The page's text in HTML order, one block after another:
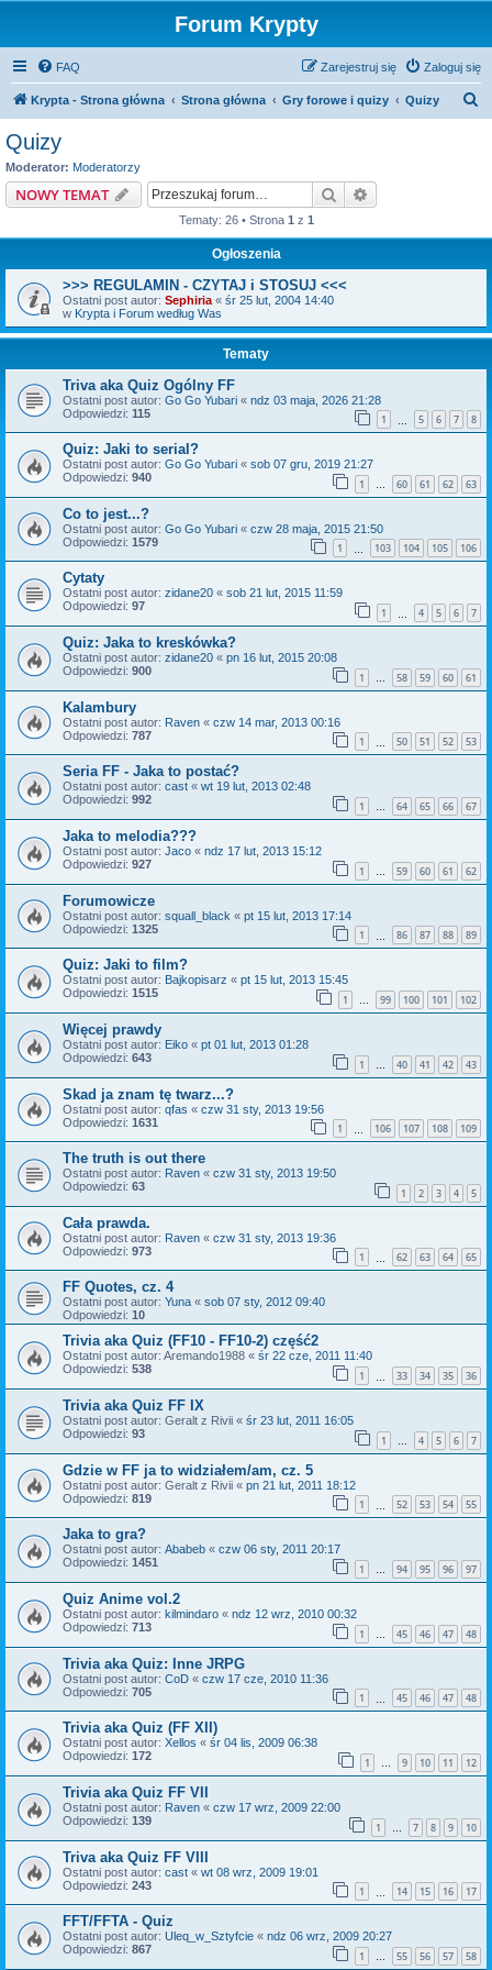
Forum Krypty
FAQ Zaloguj się
Zarejestruj się
Krypta - Strona główna Strona główna Gry forowe i quizy Quizy
Quizy
Moderator: Moderatorzy
NOWY TEMAT Szukaj
Tematy: 26 • Strona 1 z 1
Ogłoszenia
>>> REGULAMIN - CZYTAJ i STOSUJ <<<
Ostatni post autor: Sephiria « śr 25 lut, 2004 14:40
w Krypta i Forum według Was
Tematy
Triva aka Quiz Ogólny FF
Ostatni post autor: Go Go Yubari « ndz 03 maja, 2026 21:28
Odpowiedzi: 115 1 5 6 7 8
Quiz: Jaki to serial?
Ostatni post autor: Go Go Yubari « sob 07 gru, 2019 21:27
Odpowiedzi: 940 1 … 60 61 62 63
Co to jest...?
Ostatni post autor: Go Go Yubari « czw 28 maja, 2015 21:50
Odpowiedzi: 1579 1 103 104 105 106
Cytaty
Ostatni post autor: zidane20 « sob 21 lut, 2015 11:59
Odpowiedzi: 97 1 4 5 6 7
Quiz: Jaka to kreskówka?
Ostatni post autor: zidane20 « pn 16 lut, 2015 20:08
Odpowiedzi: 900 1 … 58 59 60 61
Kalambury
Ostatni post autor: Raven « czw 14 mar, 2013 00:16
Odpowiedzi: 787 1 50 51 52 53
Seria FF - Jaka to postać?
Ostatni post autor: cast « wt 19 lut, 2013 02:48
Odpowiedzi: 992 1 … 64 65 66 67
Jaka to melodia???
Ostatni post autor: Jaco « ndz 17 lut, 2013 15:12
Odpowiedzi: 927 1 … 59 60 61 62
Forumowicze
Ostatni post autor: squall_black « pt 15 lut, 2013 17:14
Odpowiedzi: 1325 1 86 87 88 89
Quiz: Jaki to film?
Ostatni post autor: Bajkopisarz « pt 15 lut, 2013 15:45
Odpowiedzi: 1515 1 … 99 100 101 102
Więcej prawdy
Ostatni post autor: Eiko « pt 01 lut, 2013 01:28
Odpowiedzi: 643 1 … 40 41 42 43
Skad ja znam tę twarz...?
Ostatni post autor: qfas « czw 31 sty, 2013 19:56
Odpowiedzi: 1631 1 106 107 108 109
The truth is out there
Ostatni post autor: Raven « czw 31 sty, 2013 19:50
Odpowiedzi: 63 1 2 3 4 5
Cała prawda.
Ostatni post autor: Raven « czw 31 sty, 2013 19:36
Odpowiedzi: 973 1 62 63 64 65
FF Quotes, cz. 4
Ostatni post autor: Yuna « sob 07 sty, 2012 09:40
Odpowiedzi: 10
Trivia aka Quiz (FF10 - FF10-2) część2
Ostatni post autor: Aremando1988 « śr 22 cze, 2011 11:40
Odpowiedzi: 538 1 33 34 35 36
Trivia aka Quiz FF IX
Ostatni post autor: Geralt z Rivii « śr 23 lut, 2011 16:05
Odpowiedzi: 93 1 … 4 5 6 7
Gdzie w FF ja to widziałem/am, cz. 5
Ostatni post autor: Geralt z Rivii « pn 21 lut, 2011 18:12
Odpowiedzi: 819 1 52 53 54 55
Jaka to gra?
Ostatni post autor: Ababeb « czw 06 sty, 2011 20:17
Odpowiedzi: 1451 1 … 94 95 96 97
Quiz Anime vol.2
Ostatni post autor: kilmindaro « ndz 12 wrz, 2010 00:32
Odpowiedzi: 713 1 … 45 46 47 48
Trivia aka Quiz: Inne JRPG
Ostatni post autor: CoD « czw 17 cze, 2010 11:36
Odpowiedzi: 705 1 45 46 47 48
Trivia aka Quiz (FF XII)
Ostatni post autor: Xellos « śr 04 lis, 2009 06:38
Odpowiedzi: 172 1 … 9 10 11 12
Trivia aka Quiz FF VII
Ostatni post autor: Raven « czw 17 wrz, 2009 22:00
Odpowiedzi: 139 1 … 7 8 9 10
Triva aka Quiz FF VIII
Ostatni post autor: cast « wt 08 wrz, 2009 19:01
Odpowiedzi: 243 1 14 15 16 17
FFT/FFTA - Quiz
Ostatni post autor: Uleq_w_Sztyfcie « ndz 06 wrz, 2009 20:27
Odpowiedzi: 867 1 … 55 56 57 58